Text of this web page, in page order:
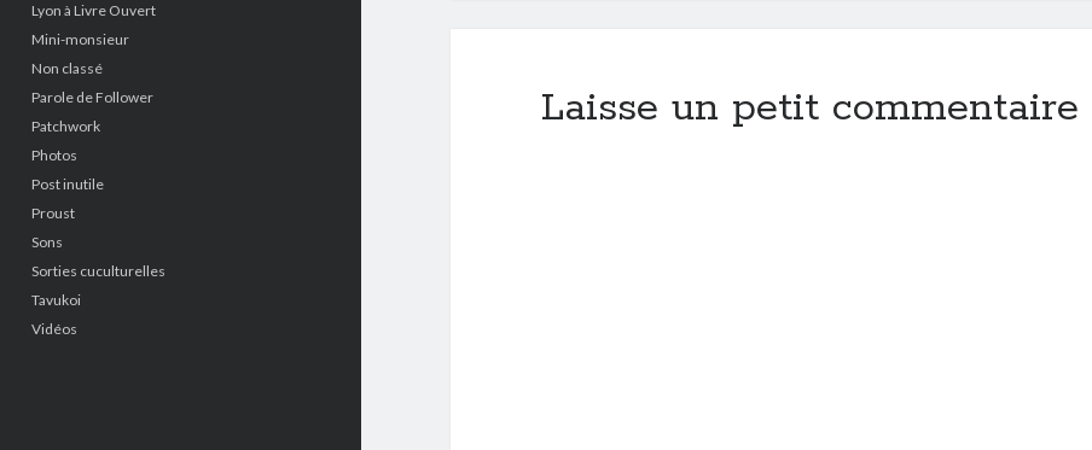
Lyon à Livre Ouvert
Mini-monsieur
Non classé
Parole de Follower
Patchwork
Photos
Post inutile
Proust
Sons
Sorties cuculturelles
Tavukoi
Vidéos
Laisse un petit commentaire